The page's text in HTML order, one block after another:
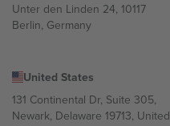
Unter den Linden 24, 10117
Berlin, Germany
United States
131 Continental Dr, Suite 305,
Newark, Delaware 19713, United